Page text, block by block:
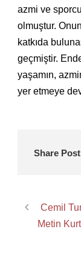
azmi ve
olmuştur.
katkıda
geçmiştir.
yaşamın,
yer etmeye
Share
Cemil
Metin